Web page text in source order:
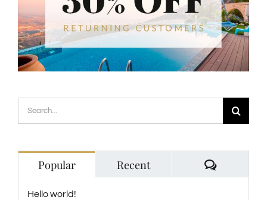
Search
for:
Popular Recent
Hello world!